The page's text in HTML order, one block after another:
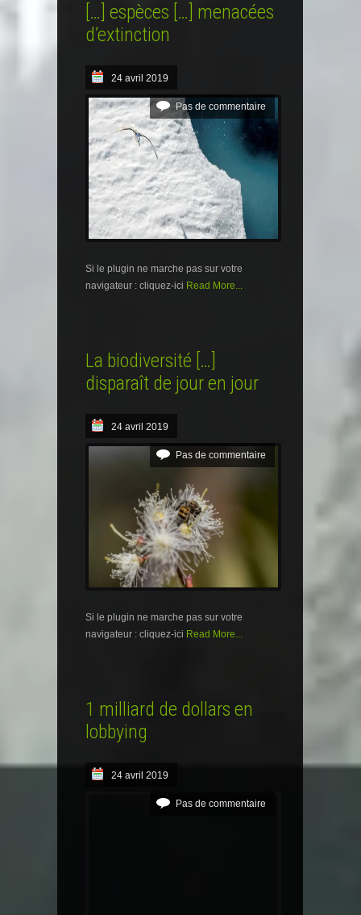
[…] espèces […] menacées
d’extinction
24 avril 2019
Pas de commentaire
Si le plugin ne marche pas sur votre
navigateur : cliquez-ici Read More...
La biodiversité […]
disparaît de jour en jour
24 avril 2019
Pas de commentaire
Si le plugin ne marche pas sur votre
navigateur : cliquez-ici Read More...
1 milliard de dollars en
lobbying
24 avril 2019
Pas de commentaire